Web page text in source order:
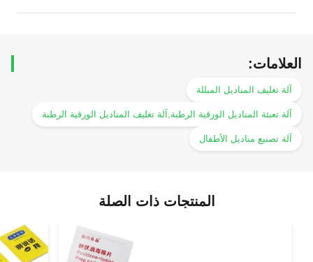
العلامات:
آلة تغليف المناديل المبللة
آلة تعبئة المناديل الورقية الرطبة,آلة تغليف المناديل الورقية الرطبة
آلة تصنيع مناديل الأطفال
المنتجات ذات الصلة